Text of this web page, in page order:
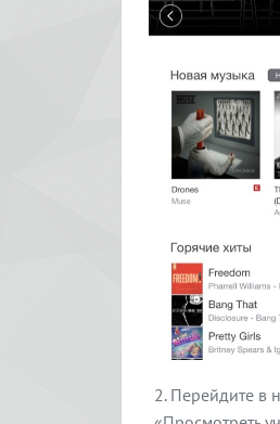
Перейдите в